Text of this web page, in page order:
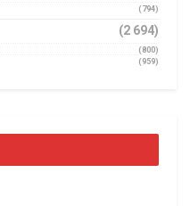
(794)
(2 694)
(800)
(959)